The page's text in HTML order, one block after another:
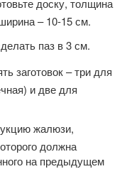
доску, толщина
– 10-15 см.
паз в 3 см.
заготовок – три для
и две для
жалюзи,
должна
на предыдущем